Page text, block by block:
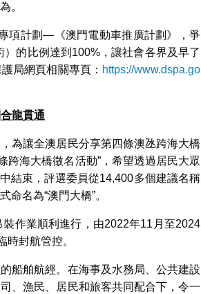
。
項計劃—《澳門電動車推廣計劃》，爭
的比例達到100%，讓社會各界及早了
局網頁相關專頁： https://www.dspa.go
龍貫通
為讓全澳居民分享第四條澳氹跨海大橋
跨海大橋徵名活動”，希望透過居民大眾
結束，評選委員從14,400多個建議名稱
名為“澳門大橋”。
作業順利進行，由2022年11月至2024
封航管控。
船舶航經。在海事及水務局、公共建設
、漁民、居民和旅客共同配合下，令一